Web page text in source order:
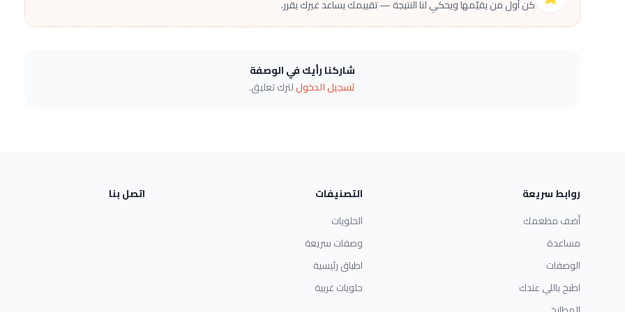
كن أول من يقيّمها ويحكي لنا النتيجة — تقييمك يساعد غيرك يقرر.
شاركنا رأيك في الوصفة
تسجيل الدخوللترك تعليق.
روابط سريعة
أضف مطعمك
مساعدة
الوصفات
اطبخ باللي عندك
التصنيفات
الحلويات
وصفات سريعة
اطباق رئيسية
حلويات غربية
اتصل بنا